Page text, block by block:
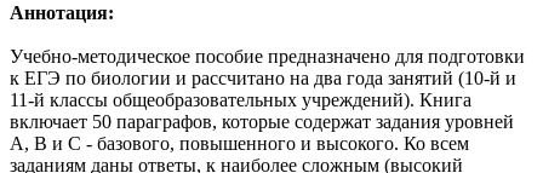
Аннотация:
Учебно-методическое пособие предназначено для подготовки
к ЕГЭ по биологии и рассчитано на два года занятий (10-й и
11-й классы общеобразовательных учреждений). Книга
включает 50 параграфов, которые содержат задания уровней
А, В и С - базового, повышенного и высокого. Ко всем
заданиям даны ответы, к наиболее сложным (высокий